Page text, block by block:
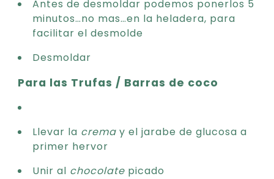
Antes de desmoldar podemos ponerlos 5
minutos…no mas…en la heladera, para
facilitar el desmolde
Desmoldar
Para las Trufas / Barras de coco
Llevar la crema y el jarabe de glucosa a
primer hervor
Unir al chocolate picado